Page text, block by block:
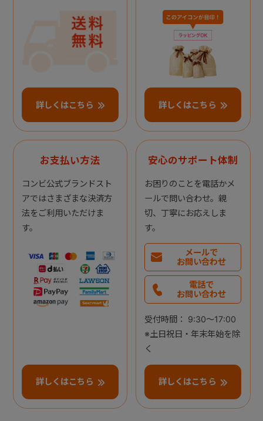
詳しくはこちら 詳しくはこちら
お支払い方法
コンビ公式ブランドスト
アではさまざまな決済方
法をご利用いただけま
す。
詳しくはこちら
安心のサポート体制
お困りのことを電話かメ
ールで問い合わせ。親
切、丁寧にお応えしま
す。
メールで
お問い合わせ
電話で
お問い合わせ
受付時間： 9:30～17:00
※土日祝日・年末年始を除
く
詳しくはこちら